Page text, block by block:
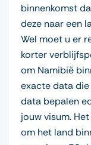
binnenkomst
deze naar een
Wel moet u er
korter
om Namibië
exacte data die
data bepalen
jouw visum.
om het land